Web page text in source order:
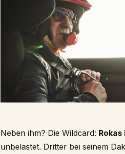
Neben ihm? Die Wildcard: Rokas
unbelastet. Dritter bei seinem